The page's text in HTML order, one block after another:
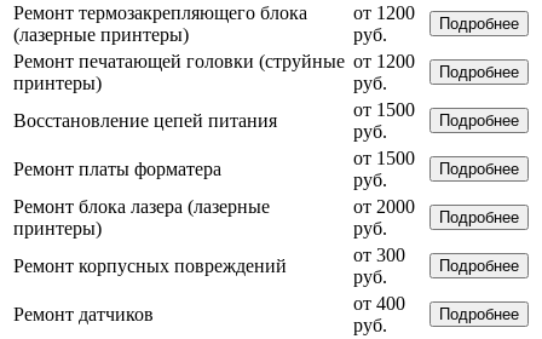
Ремонт термозакрепляющего блока
(лазерные принтеры)
от 1200
руб.
Подробнее
Ремонт печатающей головки (струйные
принтеры)
от 1200
руб.
Подробнее
Восстановление цепей питания
от 1500
руб.
Подробнее
Ремонт платы форматера
от 1500
руб.
Подробнее
Ремонт блока лазера (лазерные
принтеры)
от 2000
руб.
Подробнее
Ремонт корпусных повреждений
от 300
руб.
Подробнее
Ремонт датчиков
от 400
руб.
Подробнее